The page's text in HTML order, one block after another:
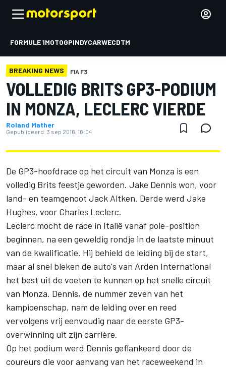
FORMULE 1MOTOGPINDYCARWECDTM
BREAKING NEWS FIA F3
VOLLEDIG BRITS GP3-PODIUM
IN MONZA, LECLERC VIERDE
Roland Mather
Gepubliceerd: 3 sep 2016, 16:04
De GP3-hoofdrace op het circuit van Monza is een
volledig Brits feestje geworden. Jake Dennis won, voor
land- en teamgenoot Jack Aitken. Derde werd Jake
Hughes, voor Charles Leclerc.
Leclerc mocht de race in Italië vanaf pole-position
beginnen, na een geweldig rondje in de laatste minuut
van de kwalificatie. Hij behield de leiding bij de start,
maar al snel bleken de auto's van Arden International
het best uit de voeten te kunnen op het snelle circuit
van Monza. Dennis, de nummer zeven van het
kampioenschap, nam de leiding over en reed
vervolgens vrij eenvoudig naar de eerste GP3-
overwinning uit zijn carrière.
Op het podium werd Dennis geflankeerd door de
coureurs die voor aanvang van het raceweekend in